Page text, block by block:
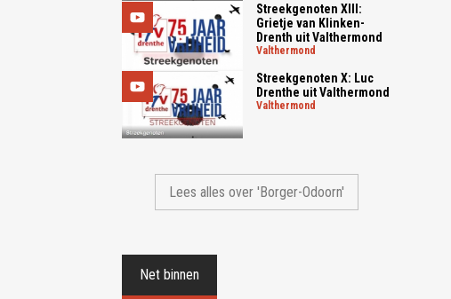
Streekgenoten XIII:
Grietje van Klinken-
Drenth uit Valthermond
valthermond
Streekgenoten X: Luc
Drenthe uit Valthermond
valthermond
Lees alles over 'Borger-Odoorn'
Net binnen